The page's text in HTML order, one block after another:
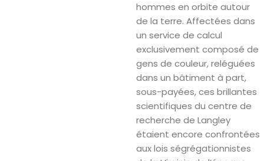
hommes en orbite autour
de la terre. Affectées dans
un service de calcul
exclusivement composé de
gens de couleur, reléguées
dans un bâtiment à part,
sous-payées, ces brillantes
scientifiques du centre de
recherche de Langley
étaient encore confrontées
aux lois ségrégationnistes